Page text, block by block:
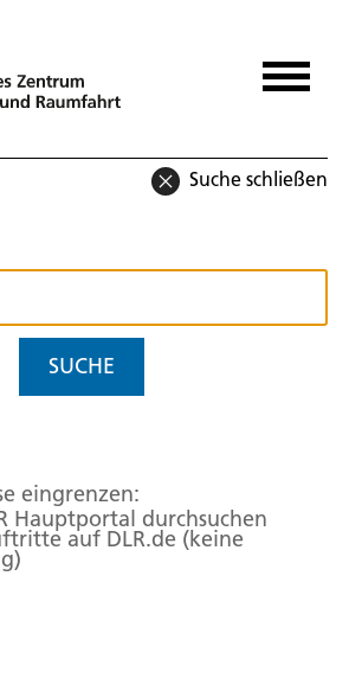
Suche schließen
SUCHE
eingrenzen:
Hauptportal durchsuchen
auf DLR.de (keine